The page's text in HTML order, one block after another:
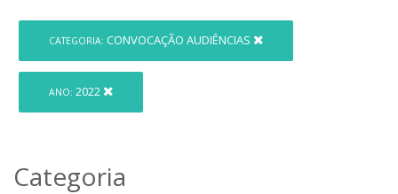
CATEGORIA: CONVOCAÇÃO AUDIÊNCIAS
ANO: 2022
Categoria